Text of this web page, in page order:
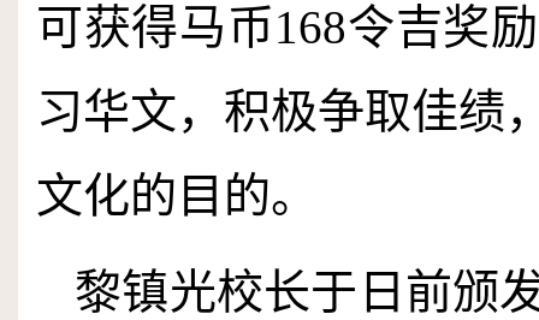
可获得马币168令吉奖
习华文，积极争取佳绩
文化的目的。
黎镇光校长于日前颁